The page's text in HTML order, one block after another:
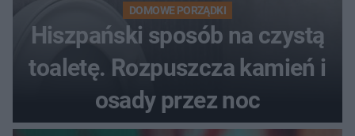
DOMOWE PORZĄDKI
Hiszpański sposób na czystą
toaletę. Rozpuszcza kamień i
osady przez noc